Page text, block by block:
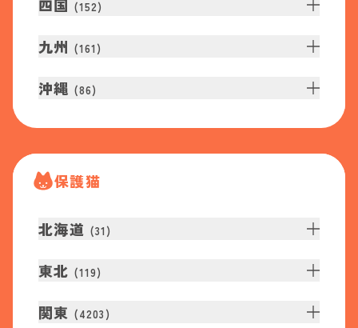
四国 (152)
九州 (161 )
沖縄 (86)
保護猫
北海道 (31 )
東北 (119)
関東 (4203 )